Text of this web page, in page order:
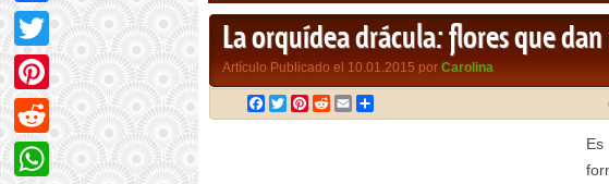
La orquídea drácula: flores que
Artículo Publicado el 10.01.2015 por Carolina
Facebook
TwitterPinterest
RedditEmail
Facebook
Twitter
Pinterest
Reddit